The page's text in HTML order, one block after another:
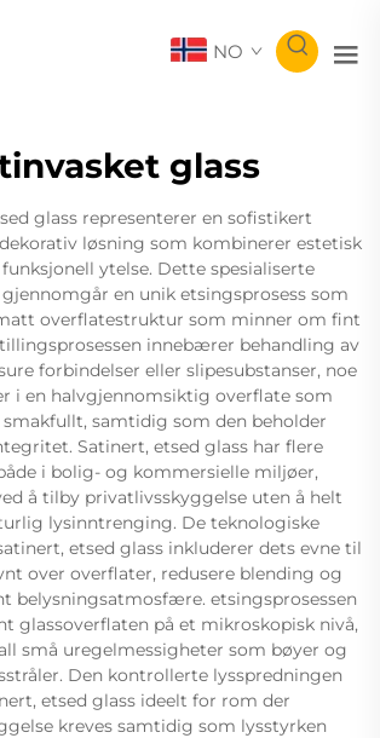
NO
glass
glass representerer en sofistikert
løsning som kombinerer estetisk
ytelse. Dette spesialiserte
en unik etsingsprosess som
overflatestruktur som minner om fint
innebærer behandling av
forbindelser eller slipesubstanser, noe
i en halvgjennomsiktig overflate som
smakfullt, samtidig som den beholder
Satinert, etsed glass har flere
i bolig- og kommersielle miljøer,
å tilby privatlivsskyggelse uten å helt
lysinntrenging. De teknologiske
etsed glass inkluderer dets evne til
over overflater, redusere blending og
belysningsatmosfære. etsingsprosessen
glassoverflaten på et mikroskopisk nivå,
små uregelmessigheter som bøyer og
Den kontrollerte lysspredningen
etsed glass ideelt for rom der
kreves samtidig som lysstyrken